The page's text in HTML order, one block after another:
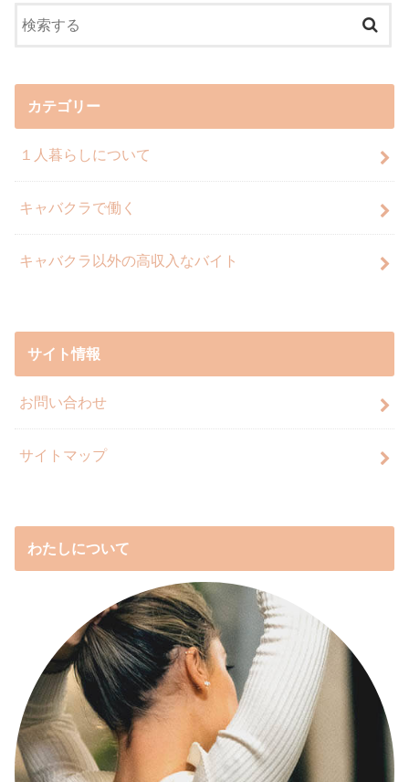
カテゴリー
１人暮らしについて
キャバクラで働く
キャバクラ以外の高収入なバイト
サイト情報
お問い合わせ
サイトマップ
わたしについて